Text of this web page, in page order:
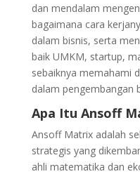
dan mendalam
bagaimana cara
dalam bisnis, serta
baik UMKM, startup,
sebaiknya memahami
dalam pengembangan
Apa Itu Ansoff
Ansoff Matrix adalah
strategis yang
ahli matematika dan